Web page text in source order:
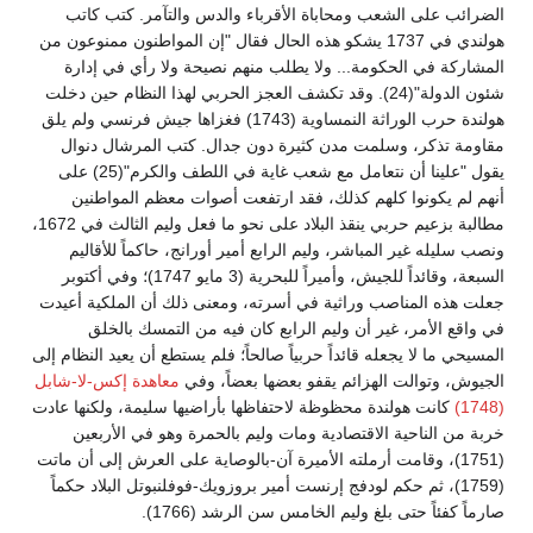
الضرائب على الشعب ومحاباة الأقرباء والدس والتآمر. كتب كاتب
هولندي في 1737 يشكو هذه الحال فقال "إن المواطنون ممنوعون من
المشاركة في الحكومة... ولا يطلب منهم نصيحة ولا رأي في إدارة
شئون الدولة"(24). وقد تكشف العجز الحربي لهذا النظام حين دخلت
هولندة حرب الوراثة النمساوية (1743) فغزاها جيش فرنسي ولم يلق
مقاومة تذكر، وسلمت مدن كثيرة دون جدال. كتب المرشال دنوال
يقول "علينا أن نتعامل مع شعب غاية في اللطف والكرم"(25) على
أنهم لم يكونوا كلهم كذلك، فقد ارتفعت أصوات معظم المواطنين
مطالبة بزعيم حربي ينقذ البلاد على نحو ما فعل وليم الثالث في 1672،
ونصب سليله غير المباشر، وليم الرابع أمير أورانج، حاكماً للأقاليم
السبعة، وقائداً للجيش، وأميراً للبحرية (3 مايو 1747)؛ وفي أكتوبر
جعلت هذه المناصب وراثية في أسرته، ومعنى ذلك أن الملكية أعيدت
في واقع الأمر، غير أن وليم الرابع كان فيه من التمسك بالخلق
المسيحي ما لا يجعله قائداً حربياً صالحاً؛ فلم يستطع أن يعيد النظام إلى
الجيوش، وتوالت الهزائم يقفو بعضها بعضاً، وفي معاهدة إكس-لا-شابل
(1748)
كانت هولندة محظوظة لاحتفاظها بأراضيها سليمة، ولكنها عادت
خربة من الناحية الاقتصادية ومات وليم بالحمرة وهو في الأربعين
(1751)، وقامت أرملته الأميرة آن-بالوصاية على العرش إلى أن ماتت
(1759)، ثم حكم لودفج إرنست أمير بروزويك-فوفلنبوتل البلاد حكماً
صارماً كفئاً حتى بلغ وليم الخامس سن الرشد (1766).